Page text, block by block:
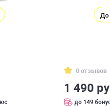
До
0 отзывов
1 490
до 149